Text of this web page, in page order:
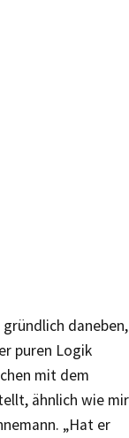
daneben,
puren Logik
mit dem
ähnlich wie mir
„Hat er